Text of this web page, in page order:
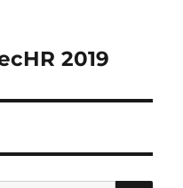
2019